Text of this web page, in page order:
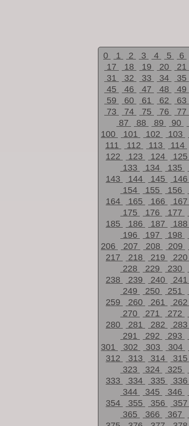
0 1 2 3 4 5 6
17
18 19 20 21
31
32 33 34 35
45
46 47 48 49
59
60 61 62 63
73
74 75 76 77
87
88 89 90
100
101 102 103
111
112 113 114
122
123 124 125
133
134 135
143
144 145 146
154
155 156
164
165 166 167
175
176 177
185
186 187 188
196
197 198
206
207 208 209
217
218 219 220
228
229 230
238
239 240 241
249
250 251
259
260 261 262
270
271 272
280
281 282 283
291
292 293
301
302 303 304
312
313 314 315
323
324 325
333
334 335 336
344
345 346
354
355 356 357
365
366 367